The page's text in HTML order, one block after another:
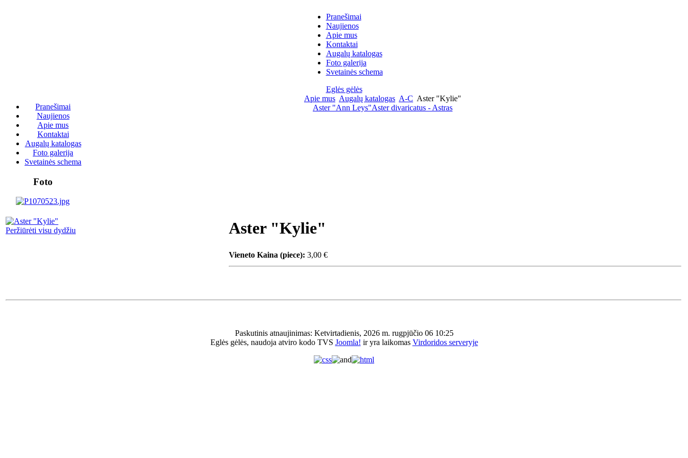
Pranešimai
Naujienos
Apie mus
Kontaktai
Augalų katalogas
Foto galerija
Svetainės schema
Eglės gėlės
Pranešimai
Naujienos
Apie mus
Kontaktai
Augalų katalogas
Foto galerija
Svetainės schema
Foto
Apie mus Augalų katalogas A-C Aster "Kylie"
Aster "Ann Leys"Aster divaricatus - Astras
Peržiūrėti visu dydžiu Aster "Kylie"
Vieneto Kaina (piece): 3,00 €
Paskutinis atnaujinimas: Ketvirtadienis, 2026 m. rugpjūčio 06 10:25
Eglės gėlės, naudoja atviro kodo TVS Joomla! ir yra laikomas Virdoridos serveryje